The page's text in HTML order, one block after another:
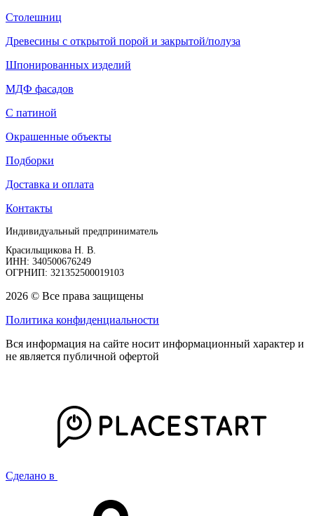
Столешниц
Древесины с открытой порой и закрытой/полуза
Шпонированных изделий
МДФ фасадов
С патиной
Окрашенные объекты
Подборки
Доставка и оплата
Контакты
Индивидуальный предприниматель
Красильщикова Н. В.
ИНН: 340500676249
ОГРНИП: 321352500019103
2026 © Все права защищены
Политика конфиденциальности
Вся информация на сайте носит информационный характер и
не является публичной офертой
Сделано в